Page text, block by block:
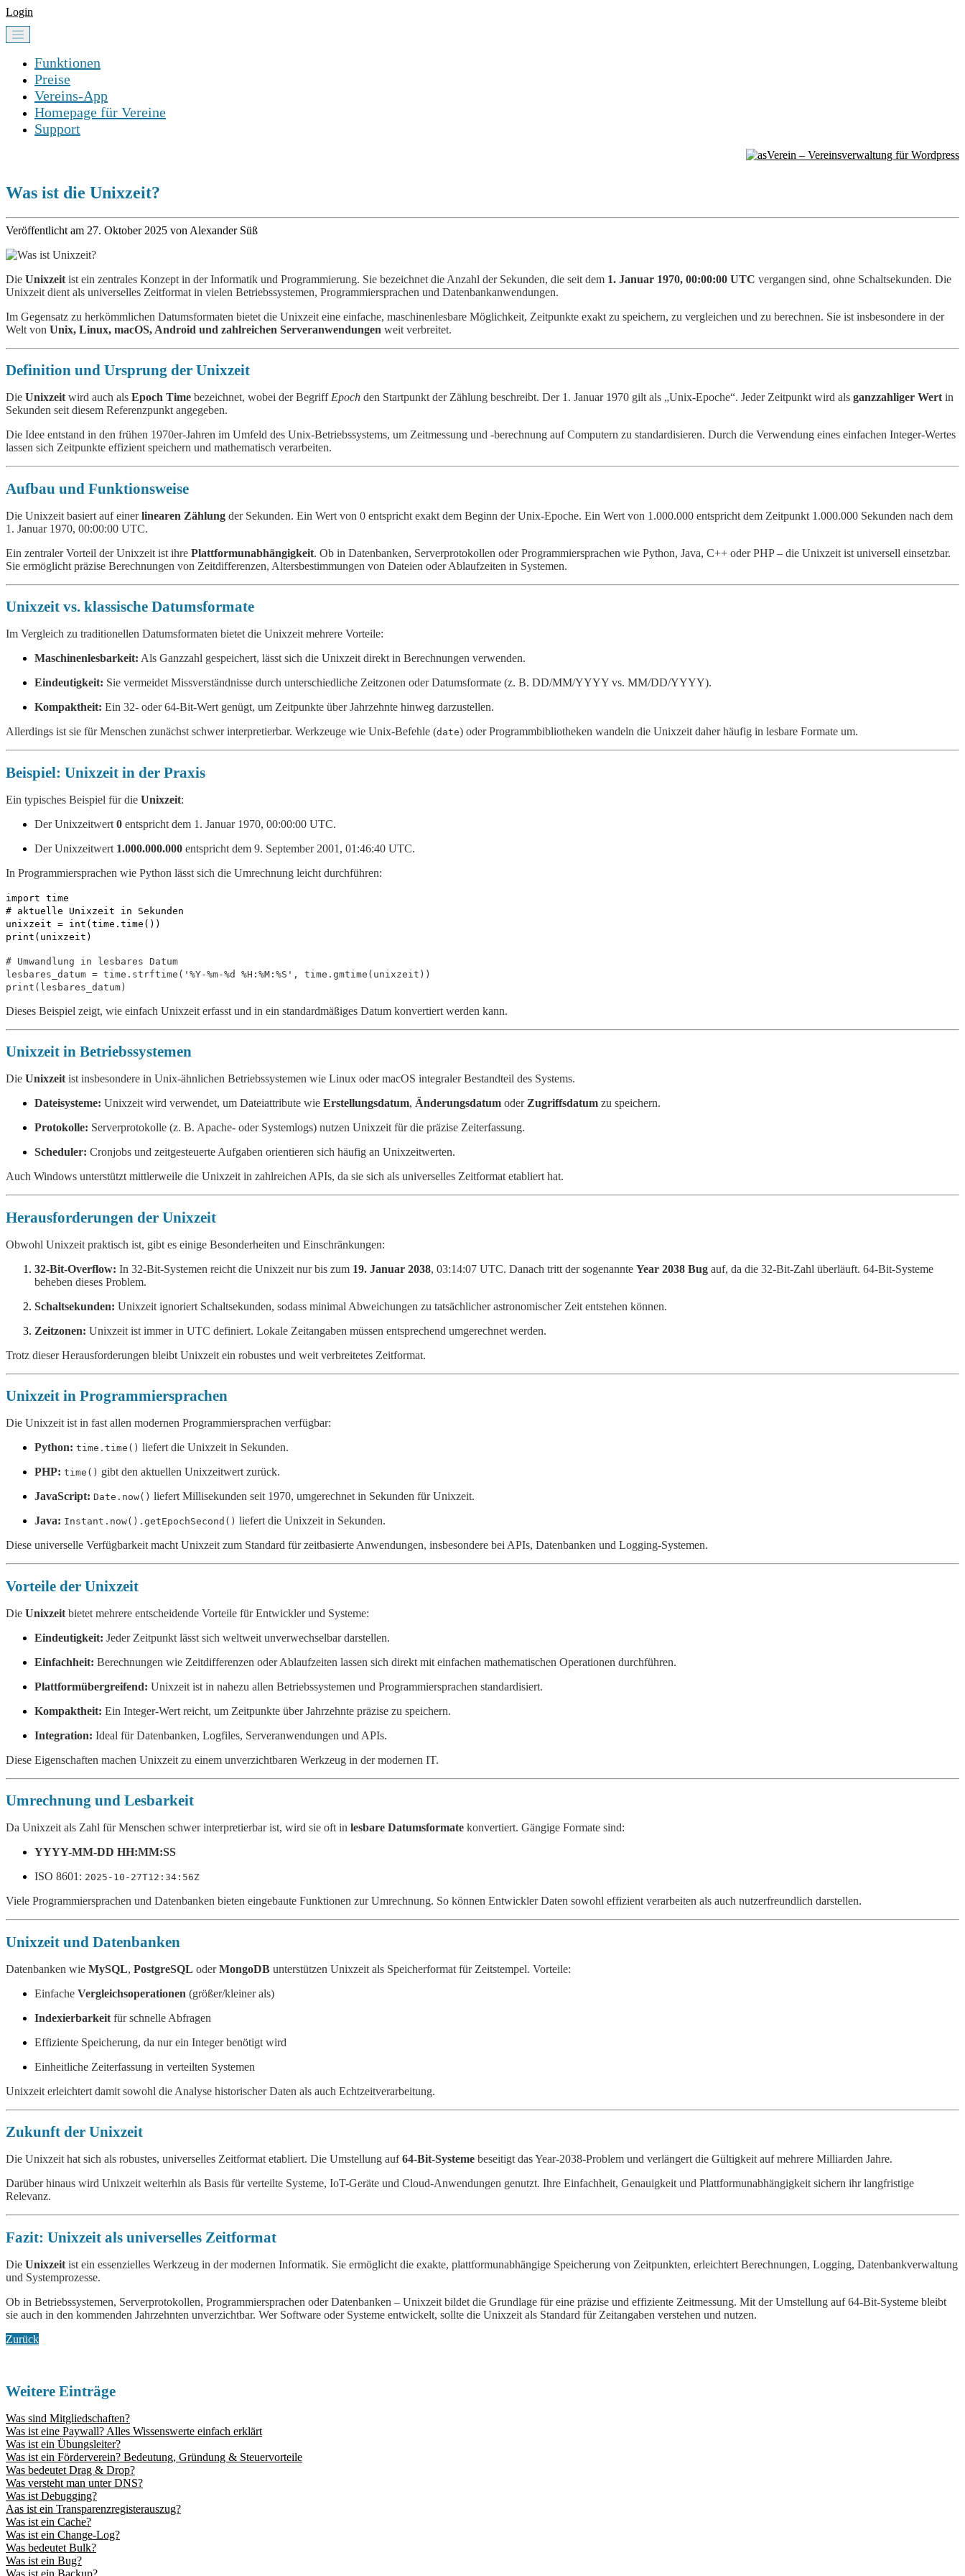
Login
Funktionen
Preise
Vereins-App
Homepage für Vereine
Support
Was ist die Unixzeit?
Veröffentlicht am 27. Oktober 2025 von Alexander Süß
Die Unixzeit ist ein zentrales Konzept in der Informatik und Programmierung. Sie bezeichnet die Anzahl der Sekunden, die seit dem 1. Januar 1970, 00:00:00 UTC vergangen sind, ohne Schaltsekunden. Die
Unixzeit dient als universelles Zeitformat in vielen Betriebssystemen, Programmiersprachen und Datenbankanwendungen.
Im Gegensatz zu herkömmlichen Datumsformaten bietet die Unixzeit eine einfache, maschinenlesbare Möglichkeit, Zeitpunkte exakt zu speichern, zu vergleichen und zu berechnen. Sie ist insbesondere in der
Welt von Unix, Linux, macOS, Android und zahlreichen Serveranwendungen weit verbreitet.
Definition und Ursprung der Unixzeit
Die Unixzeit wird auch als Epoch Time bezeichnet, wobei der Begriff Epoch den Startpunkt der Zählung beschreibt. Der 1. Januar 1970 gilt als „Unix-Epoche“. Jeder Zeitpunkt wird als ganzzahliger Wert in
Sekunden seit diesem Referenzpunkt angegeben.
Die Idee entstand in den frühen 1970er-Jahren im Umfeld des Unix-Betriebssystems, um Zeitmessung und -berechnung auf Computern zu standardisieren. Durch die Verwendung eines einfachen Integer-Wertes
lassen sich Zeitpunkte effizient speichern und mathematisch verarbeiten.
Aufbau und Funktionsweise
Die Unixzeit basiert auf einerlinearen Zählung der Sekunden. Ein Wert von 0 entspricht exakt dem Beginn der Unix-Epoche. Ein Wert von 1.000.000 entspricht dem Zeitpunkt 1.000.000 Sekunden nach dem
1. Januar 1970, 00:00:00 UTC.
Ein zentraler Vorteil der Unixzeit ist ihre Plattformunabhängigkeit. Ob in Datenbanken, Serverprotokollen oder Programmiersprachen wie Python, Java, C++ oder PHP – die Unixzeit ist universell einsetzbar.
Sie ermöglicht präzise Berechnungen von Zeitdifferenzen, Altersbestimmungen von Dateien oder Ablaufzeiten in Systemen.
Unixzeit vs. klassische Datumsformate
Im Vergleich zu traditionellen Datumsformaten bietet die Unixzeit mehrere Vorteile:
Maschinenlesbarkeit: Als Ganzzahl gespeichert, lässt sich die Unixzeit direkt in Berechnungen verwenden.
Eindeutigkeit: Sie vermeidet Missverständnisse durch unterschiedliche Zeitzonen oder Datumsformate (z. B. DD/MM/YYYY vs. MM/DD/YYYY).
Kompaktheit: Ein 32- oder 64-Bit-Wert genügt, um Zeitpunkte über Jahrzehnte hinweg darzustellen.
Allerdings ist sie für Menschen zunächst schwer interpretierbar. Werkzeuge wie Unix-Befehle (date) oder Programmbibliotheken wandeln die Unixzeit daher häufig in lesbare Formate um.
Beispiel: Unixzeit in der Praxis
Ein typisches Beispiel für die Unixzeit:
Der Unixzeitwert 0 entspricht dem 1. Januar 1970, 00:00:00 UTC.
Der Unixzeitwert 1.000.000.000 entspricht dem 9. September 2001, 01:46:40 UTC.
In Programmiersprachen wie Python lässt sich die Umrechnung leicht durchführen:
import time
# aktuelle Unixzeit in Sekunden
unixzeit = int (time.time())
print (unixzeit)
# Umwandlung in lesbares Datum
lesbares_datum = time.strftime( '%Y-%m-%d %H:%M:%S' , time.gmtime(unixzeit))
print (lesbares_datum)
Dieses Beispiel zeigt, wie einfach Unixzeit erfasst und in ein standardmäßiges Datum konvertiert werden kann.
Unixzeit in Betriebssystemen
Die Unixzeit ist insbesondere in Unix-ähnlichen Betriebssystemen wie Linux oder macOS integraler Bestandteil des Systems.
Dateisysteme: Unixzeit wird verwendet, um Dateiattribute wie Erstellungsdatum, Änderungsdatum oder Zugriffsdatum zu speichern.
Protokolle: Serverprotokolle (z. B. Apache- oder Systemlogs) nutzen Unixzeit für die präzise Zeiterfassung.
Scheduler: Cronjobs und zeitgesteuerte Aufgaben orientieren sich häufig an Unixzeitwerten.
Auch Windows unterstützt mittlerweile die Unixzeit in zahlreichen APIs, da sie sich als universelles Zeitformat etabliert hat.
Herausforderungen der Unixzeit
Obwohl Unixzeit praktisch ist, gibt es einige Besonderheiten und Einschränkungen:
32-Bit-Overflow: In 32-Bit-Systemen reicht die Unixzeit nur bis zum 19. Januar 2038, 03:14:07 UTC. Danach tritt der sogenannte Year 2038 Bug auf, da die 32-Bit-Zahl überläuft. 64-Bit-Systeme
beheben dieses Problem.
Schaltsekunden: Unixzeit ignoriert Schaltsekunden, sodass minimal Abweichungen zu tatsächlicher astronomischer Zeit entstehen können.
Zeitzonen: Unixzeit ist immer in UTC definiert. Lokale Zeitangaben müssen entsprechend umgerechnet werden.
Trotz dieser Herausforderungen bleibt Unixzeit ein robustes und weit verbreitetes Zeitformat.
Unixzeit in Programmiersprachen
Die Unixzeit ist in fast allen modernen Programmiersprachen verfügbar:
Python: time.time() liefert die Unixzeit in Sekunden.
PHP: time() gibt den aktuellen Unixzeitwert zurück.
JavaScript: Date.now() liefert Millisekunden seit 1970, umgerechnet in Sekunden für Unixzeit.
Java: Instant.now().getEpochSecond() liefert die Unixzeit in Sekunden.
Diese universelle Verfügbarkeit macht Unixzeit zum Standard für zeitbasierte Anwendungen, insbesondere bei APIs, Datenbanken und Logging-Systemen.
Vorteile der Unixzeit
Die Unixzeit bietet mehrere entscheidende Vorteile für Entwickler und Systeme:
Eindeutigkeit: Jeder Zeitpunkt lässt sich weltweit unverwechselbar darstellen.
Einfachheit: Berechnungen wie Zeitdifferenzen oder Ablaufzeiten lassen sich direkt mit einfachen mathematischen Operationen durchführen.
Plattformübergreifend: Unixzeit ist in nahezu allen Betriebssystemen und Programmiersprachen standardisiert.
Kompaktheit: Ein Integer-Wert reicht, um Zeitpunkte über Jahrzehnte präzise zu speichern.
Integration: Ideal für Datenbanken, Logfiles, Serveranwendungen und APIs.
Diese Eigenschaften machen Unixzeit zu einem unverzichtbaren Werkzeug in der modernen IT.
Umrechnung und Lesbarkeit
Da Unixzeit als Zahl für Menschen schwer interpretierbar ist, wird sie oft in lesbare Datumsformate konvertiert. Gängige Formate sind:
YYYY-MM-DD HH:MM:SS
ISO 8601: 2025-10-27T12:34:56Z
Viele Programmiersprachen und Datenbanken bieten eingebaute Funktionen zur Umrechnung. So können Entwickler Daten sowohl effizient verarbeiten als auch nutzerfreundlich darstellen.
Unixzeit und Datenbanken
Datenbanken wie MySQL, PostgreSQL oderMongoDB unterstützen Unixzeit als Speicherformat für Zeitstempel. Vorteile:
Einfache Vergleichsoperationen (größer/kleiner als)
Indexierbarkeit für schnelle Abfragen
Effiziente Speicherung, da nur ein Integer benötigt wird
Einheitliche Zeiterfassung in verteilten Systemen
Unixzeit erleichtert damit sowohl die Analyse historischer Daten als auch Echtzeitverarbeitung.
Zukunft der Unixzeit
Die Unixzeit hat sich als robustes, universelles Zeitformat etabliert. Die Umstellung auf64-Bit-Systeme beseitigt das Year-2038-Problem und verlängert die Gültigkeit auf mehrere Milliarden Jahre.
Darüber hinaus wird Unixzeit weiterhin als Basis für verteilte Systeme, IoT-Geräte und Cloud-Anwendungen genutzt. Ihre Einfachheit, Genauigkeit und Plattformunabhängigkeit sichern ihr langfristige
Relevanz.
Fazit: Unixzeit als universelles Zeitformat
Die Unixzeit ist ein essenzielles Werkzeug in der modernen Informatik. Sie ermöglicht die exakte, plattformunabhängige Speicherung von Zeitpunkten, erleichtert Berechnungen, Logging, Datenbankverwaltung
und Systemprozesse.
Ob in Betriebssystemen, Serverprotokollen, Programmiersprachen oder Datenbanken – Unixzeit bildet die Grundlage für eine präzise und effiziente Zeitmessung. Mit der Umstellung auf 64-Bit-Systeme bleibt
sie auch in den kommenden Jahrzehnten unverzichtbar. Wer Software oder Systeme entwickelt, sollte die Unixzeit als Standard für Zeitangaben verstehen und nutzen.
Zurück
Weitere Einträge
Was sind Mitgliedschaften?
Was ist eine Paywall? Alles Wissenswerte einfach erklärt
Was ist ein Übungsleiter?
Was ist ein Förderverein? Bedeutung, Gründung & Steuervorteile
Was bedeutet Drag & Drop?
Was versteht man unter DNS?
Was ist Debugging?
Aas ist ein Transparenzregisterauszug?
Was ist ein Cache?
Was ist ein Change-Log?
Was bedeutet Bulk?
Was ist ein Bug?